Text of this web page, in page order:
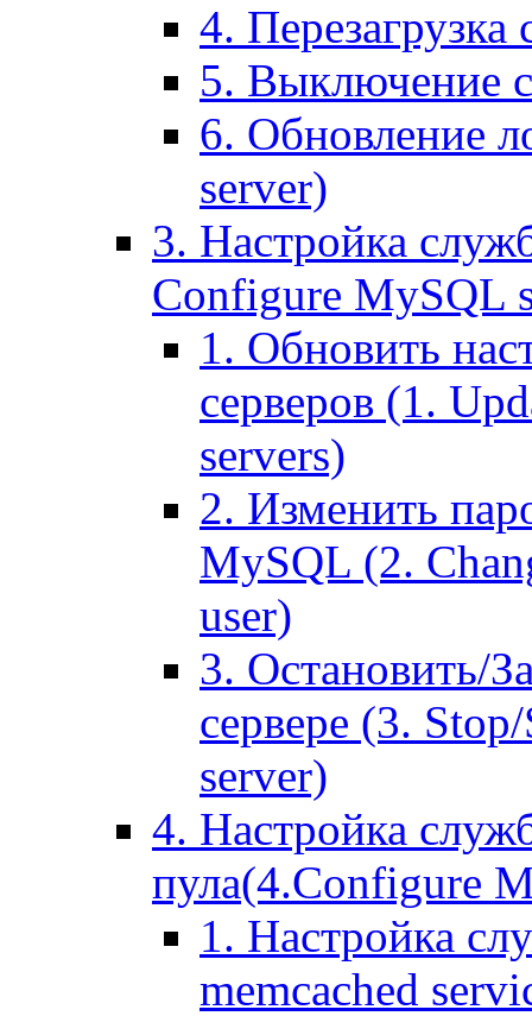
4. Перезагрузка
5. Выключение
6. Обновление
server)
3. Настройка
Configure MySQL
1. Обновить
серверов (1.
servers)
2. Изменить
MySQL (2.
user)
3. Остановить/
сервере (3.
server)
4. Настройка
пула(4.Configure
1. Настройка
memcached